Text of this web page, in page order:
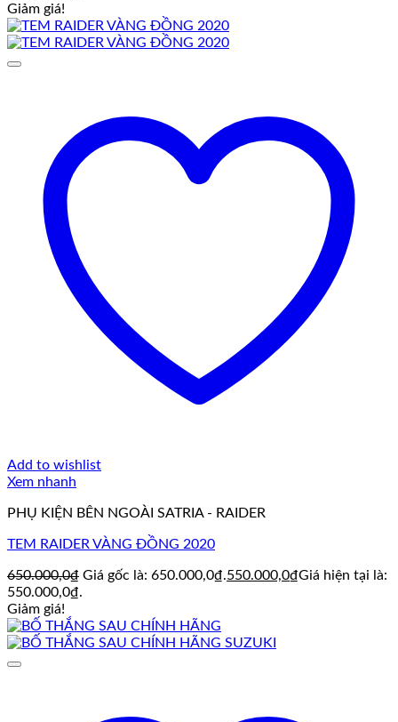
Giảm giá!
Add to wishlist
Xem nhanh
PHỤ KIỆN BÊN NGOÀI SATRIA - RAIDER
TEM RAIDER VÀNG ĐỒNG 2020
650.000,0₫ Giá gốc là: 650.000,0₫.550.000,0₫Giá hiện tại là:
550.000,0₫.
Giảm giá!